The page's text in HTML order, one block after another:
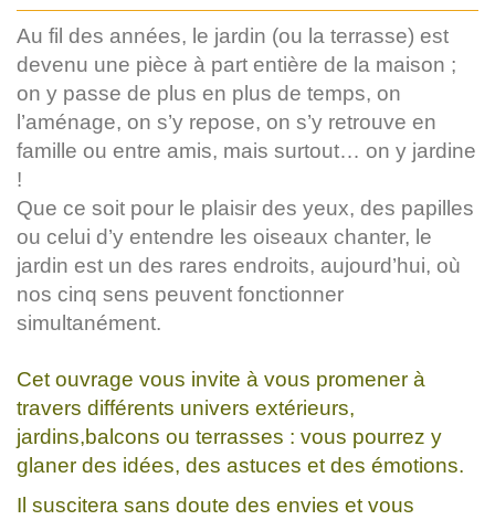
Au fil des années, le jardin (ou la terrasse) est
devenu une pièce à part entière de la maison ;
on y passe de plus en plus de temps, on
l’aménage, on s’y repose, on s’y retrouve en
famille ou entre amis, mais surtout… on y jardine
!
Que ce soit pour le plaisir des yeux, des papilles
ou celui d’y entendre les oiseaux chanter, le
jardin est un des rares endroits, aujourd’hui, où
nos cinq sens peuvent fonctionner
simultanément.
Cet ouvrage vous invite à vous promener à
travers différents univers extérieurs,
jardins,balcons ou terrasses : vous pourrez y
glaner des idées, des astuces et des émotions.
Il suscitera sans doute des envies et vous